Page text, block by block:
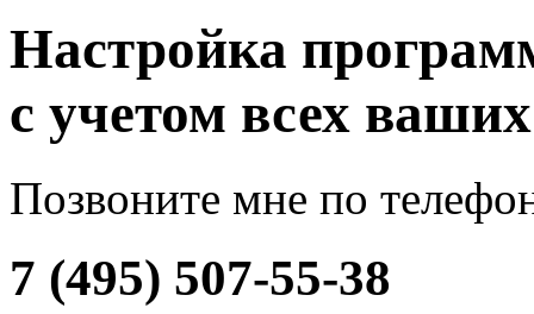
Настройка
с учетом всех
Позвоните мне по
7 (495) 507-55-38